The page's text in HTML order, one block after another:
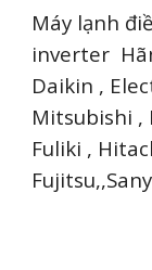
Máy lạnh
inverter
Daikin ,
Mitsubishi ,
Fuliki ,